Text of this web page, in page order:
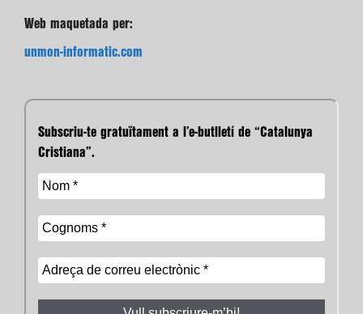
Web maquetada per:
unmon-informatic.com
Subscriu-te gratuïtament a l’e-butlletí de “Catalunya
Cristiana”.